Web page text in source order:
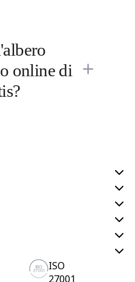
online di
ISO
27001